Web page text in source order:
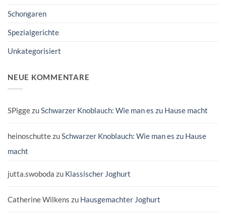
Schongaren
Spezialgerichte
Unkategorisiert
NEUE KOMMENTARE
SPiggezu Schwarzer Knoblauch: Wie man es zu Hause macht
heinoschuttezu Schwarzer Knoblauch: Wie man es zu Hause
macht
jutta.swoboda zu Klassischer Joghurt
Catherine Wilkens zu Hausgemachter Joghurt